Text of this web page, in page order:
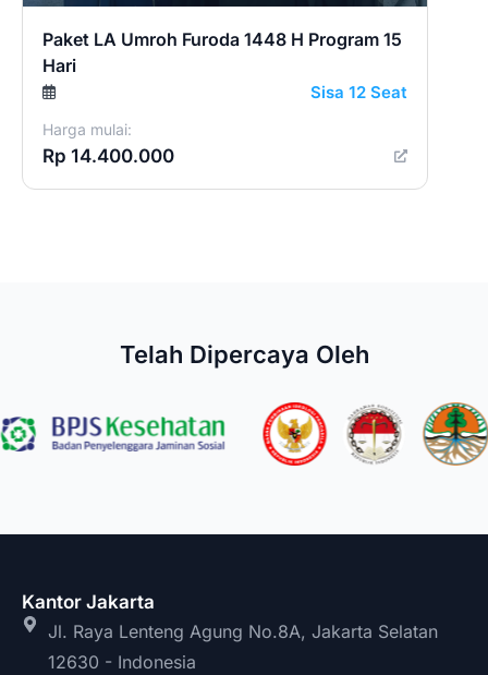
Paket LA Umroh Furoda 1448 H Program 15
Hari
Sisa 12 Seat
Harga mulai:
Rp 14.400.000
Telah Dipercaya Oleh
Kantor Jakarta
Jl. Raya Lenteng Agung No.8A, Jakarta Selatan
12630 - Indonesia